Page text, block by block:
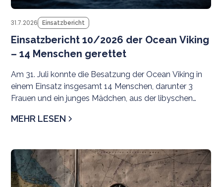
31.7.2026 Einsatzbericht
Einsatzbericht 10/2026 der Ocean Viking
– 14 Menschen gerettet
Am 31. Juli konnte die Besatzung der Ocean Viking in
einem Einsatz insgesamt 14 Menschen, darunter 3
Frauen und ein junges Mädchen, aus der libyschen
MEHR LESEN